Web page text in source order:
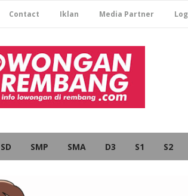
Contact Iklan Media Partner
SD SMP SMA D3 S1 S2